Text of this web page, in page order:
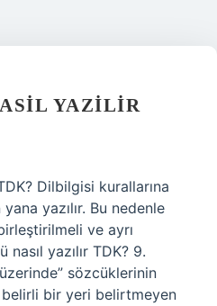
YAZILIR
Dilbilgisi kurallarına
yazılır. Bu nedenle
ve ayrı
nasıl yazılır TDK? 9.
sözcüklerinin
bir yeri belirtmeyen